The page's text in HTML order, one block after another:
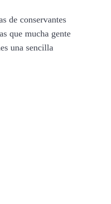
de conservantes
que mucha gente
una sencilla